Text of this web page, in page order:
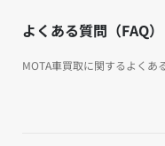
よくある質問（FAQ）
MOTA車買取に関するよくあ